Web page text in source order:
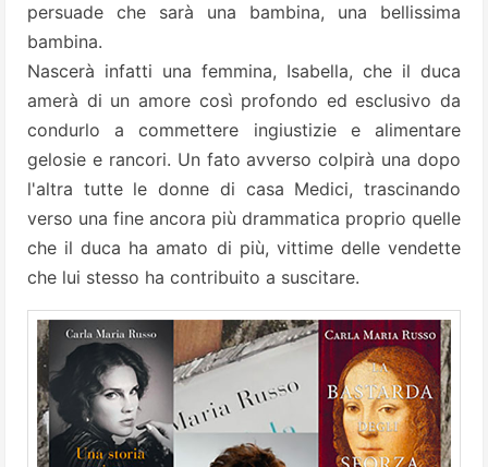
persuade che sarà una bambina, una bellissima
bambina.
Nascerà infatti una femmina, Isabella, che il duca
amerà di un amore così profondo ed esclusivo da
condurlo a commettere ingiustizie e alimentare
gelosie e rancori. Un fato avverso colpirà una dopo
l'altra tutte le donne di casa Medici, trascinando
verso una fine ancora più drammatica proprio quelle
che il duca ha amato di più, vittime delle vendette
che lui stesso ha contribuito a suscitare.